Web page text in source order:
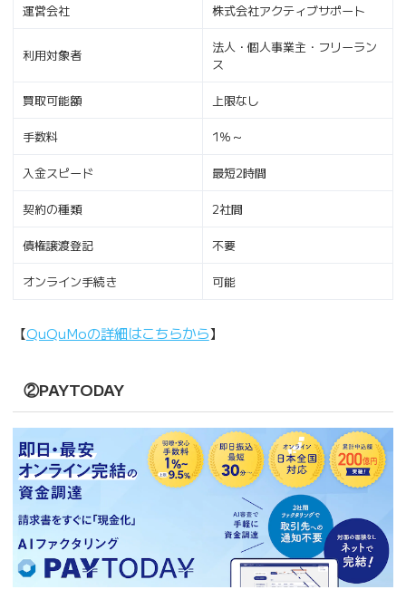
運営会社 株式会社アクティブサポート
利用対象者
法人・個人事業主・フリーラン
ス
買取可能額 上限なし
手数料 1％～
入金スピード 最短2時間
契約の種類 2社間
債権譲渡登記 不要
オンライン手続き 可能
【QuQuMoの詳細はこちらから】
②PAYTODAY